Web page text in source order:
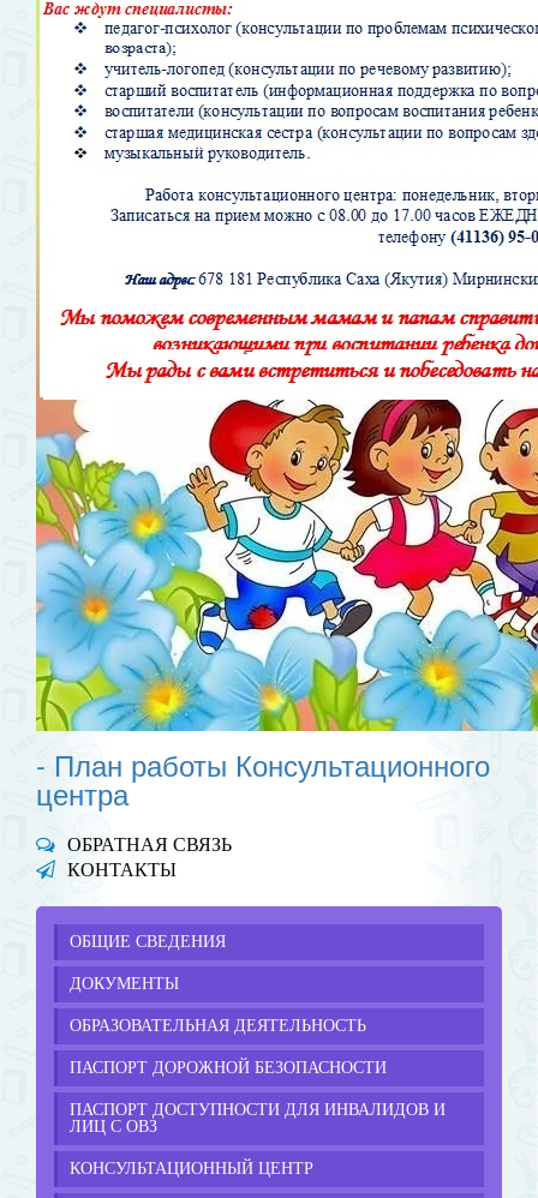
- План работы Консультационного
центра
ОБРАТНАЯ СВЯЗЬ
КОНТАКТЫ
ОБЩИЕ СВЕДЕНИЯ
ДОКУМЕНТЫ
ОБРАЗОВАТЕЛЬНАЯ ДЕЯТЕЛЬНОСТЬ
ПАСПОРТ ДОРОЖНОЙ БЕЗОПАСНОСТИ
ПАСПОРТ ДОСТУПНОСТИ ДЛЯ ИНВАЛИДОВ И
ЛИЦ С ОВЗ
КОНСУЛЬТАЦИОННЫЙ ЦЕНТР